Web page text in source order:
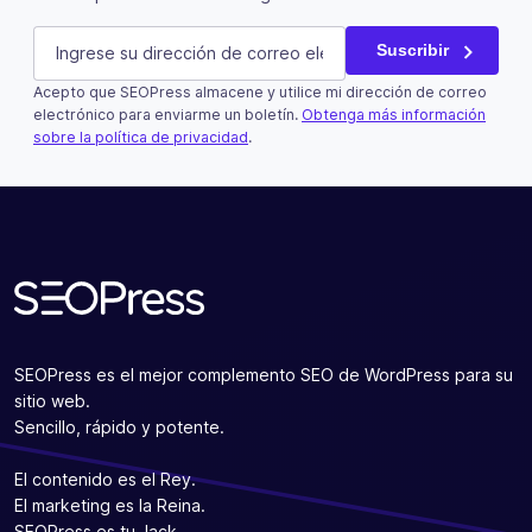
Phone
Este campo es un campo de validación y debe quedar
E-mail (Obligatorio) Suscribir
Acepto que SEOPress almacene y utilice mi dirección de correo
electrónico para enviarme un boletín. Obtenga más información
sobre la política de privacidad.
SEOPress es el mejor complemento SEO de WordPress para su
sitio web.
Sencillo, rápido y potente.
El contenido es el Rey.
El marketing es la Reina.